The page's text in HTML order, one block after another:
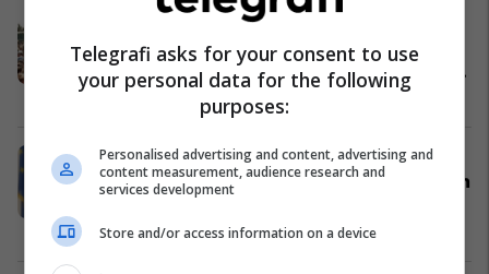
26 vjet nga çlirimi, Osmani:
Luftëtarët e UÇK-së dhe ushtarët e
NATO-s e kthyen tmerrin në guxim
Martin Dvorak: Retorika agresive po
e dëmton Kosovën dhe perspektivën
Kosovë 12/06/2025
Telegrafi asks for your consent to use
your personal data for the following
purposes:
Personalised advertising and content, advertising and
content measurement, audience research and
services development
Store and/or access information on a device